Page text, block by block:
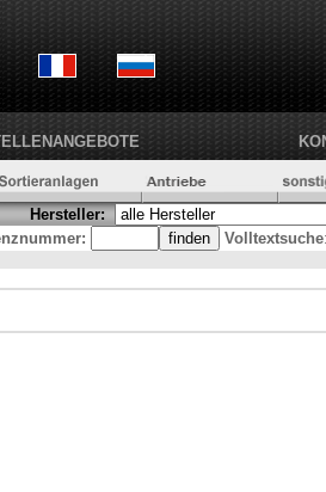
Hersteller:
Volltextsuche: